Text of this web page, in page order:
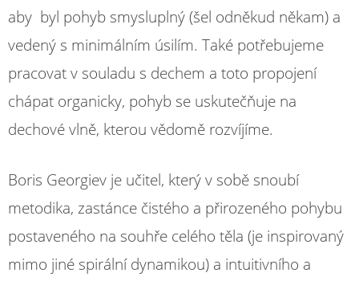
aby byl pohyb smysluplný (šel odněkud někam) a
vedený s minimálním úsilím. Také potřebujeme
pracovat v souladu s dechem a toto propojení
chápat organicky, pohyb se uskutečňuje na
dechové vlně, kterou vědomě rozvíjíme.
Boris Georgiev je učitel, který v sobě snoubí
metodika, zastánce čistého a přirozeného pohybu
postaveného na souhře celého těla (je inspirovaný
mimo jiné spirální dynamikou) a intuitivního a